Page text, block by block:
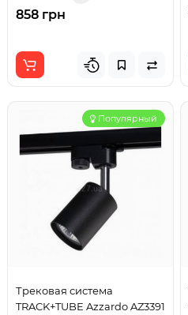
858 грн
Популярный
Трековая система
TRACK+TUBE Azzardo AZ3391